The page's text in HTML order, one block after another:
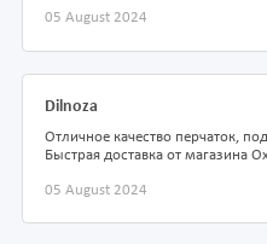
05 August 2024
Dilnoza
Отличное качество перчаток,
Быстрая доставка от магазина
05 August 2024